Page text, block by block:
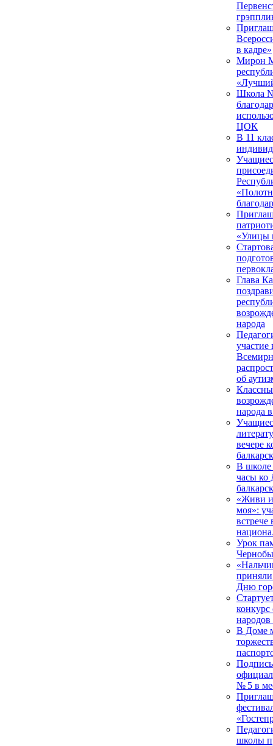
в кадре»
Мирон
Школа
ЦОК
В 11
«Улицы
Глава
народа
участие
об
народа
вечере
В школе
часы ко
«Живи и
моя»:
встрече
Урок
Дню
конкурс
В Доме
№ 5 в
школы